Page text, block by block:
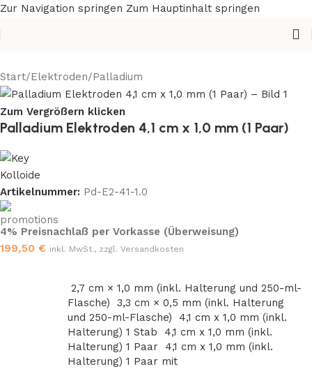
Zur Navigation springen Zum Hauptinhalt springen
Start/Elektroden/Palladium
Zum Vergrößern klicken
Palladium Elektroden 4,1 cm x 1,0 mm (1 Paar)
Artikelnummer: Pd-E2-41-1.0
4% Preisnachlaß per Vorkasse (Überweisung)
199,50 € inkl. MwSt., zzgl. Versandkosten
2,7 cm × 1,0 mm (inkl. Halterung und 250-ml-
Flasche)
3,3 cm × 0,5 mm (inkl. Halterung
und 250-ml-Flasche)
4,1 cm x 1,0 mm (inkl.
Halterung) 1 Stab
4,1 cm x 1,0 mm (inkl.
Halterung) 1 Paar
4,1 cm x 1,0 mm (inkl.
Halterung) 1 Paar mit